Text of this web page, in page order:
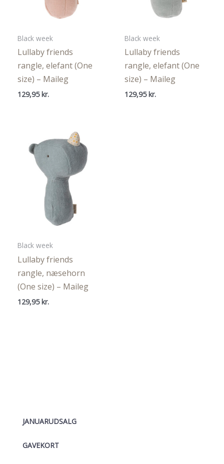
JANUARUDSALG
GAVEKORT
Black week
Lullaby friends
rangle, elefant (One
size) – Maileg
129,95 kr.
Black week
Lullaby friends
rangle, elefant (One
size) – Maileg
129,95 kr.
Black week
Lullaby friends
rangle, næsehorn
(One size) – Maileg
129,95kr.